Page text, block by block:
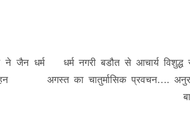
ने जैन धर्म
धर्म नगरी बडौत से आचार्य विशुद्ध
अगस्त का चातुर्मासिक प्रवचन….